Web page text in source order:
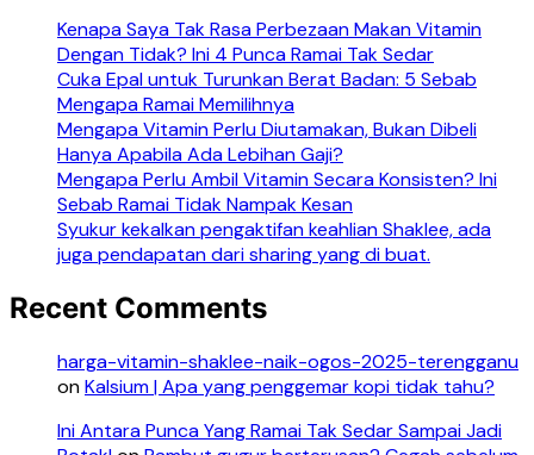
Kenapa Saya Tak Rasa Perbezaan Makan Vitamin
Dengan Tidak? Ini 4 Punca Ramai Tak Sedar
Cuka Epal untuk Turunkan Berat Badan: 5 Sebab
Mengapa Ramai Memilihnya
Mengapa Vitamin Perlu Diutamakan, Bukan Dibeli
Hanya Apabila Ada Lebihan Gaji?
Mengapa Perlu Ambil Vitamin Secara Konsisten? Ini
Sebab Ramai Tidak Nampak Kesan
Syukur kekalkan pengaktifan keahlian Shaklee, ada
juga pendapatan dari sharing yang di buat.
Recent Comments
harga-vitamin-shaklee-naik-ogos-2025-terengganu
onKalsium | Apa yang penggemar kopi tidak tahu?
Ini Antara Punca Yang Ramai Tak Sedar Sampai Jadi